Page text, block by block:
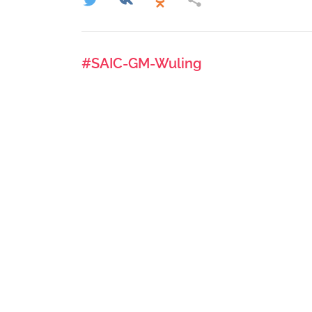
#SAIC-GM-Wuling